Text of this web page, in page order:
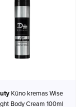
Body Cream 100ml